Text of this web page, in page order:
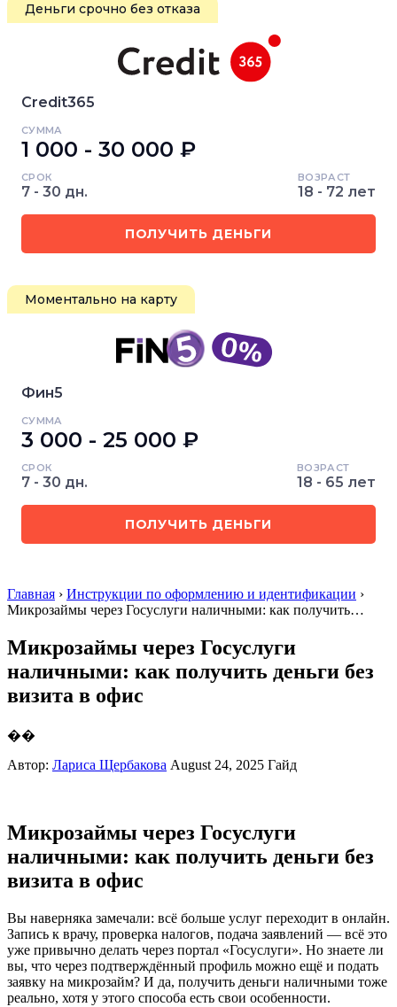
Деньги срочно без отказа
Credit365
СУММА
1 000 - 30 000 ₽
СРОК
7 - 30 дн.
ВОЗРАСТ
18 - 72 лет
ПОЛУЧИТЬ ДЕНЬГИ
Моментально на карту
Фин5
СУММА
3 000 - 25 000 ₽
СРОК
7 - 30 дн.
ВОЗРАСТ
18 - 65 лет
ПОЛУЧИТЬ ДЕНЬГИ
Главная › Инструкции по оформлению и идентификации ›
Микрозаймы через Госуслуги наличными: как получить…
Микрозаймы через Госуслуги
наличными: как получить деньги без
визита в офис
��
Автор: Лариса Щербакова August 24, 2025 Гайд
Микрозаймы через Госуслуги
наличными: как получить деньги без
визита в офис
Вы наверняка замечали: всё больше услуг переходит в онлайн.
Запись к врачу, проверка налогов, подача заявлений — всё это
уже привычно делать через портал «Госуслуги». Но знаете ли
вы, что через подтверждённый профиль можно ещё и подать
заявку на микрозайм? И да, получить деньги наличными тоже
реально, хотя у этого способа есть свои особенности.